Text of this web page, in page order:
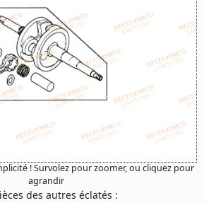
! Survolez pour zoomer, ou cliquez pour
agrandir
des autres éclatés :